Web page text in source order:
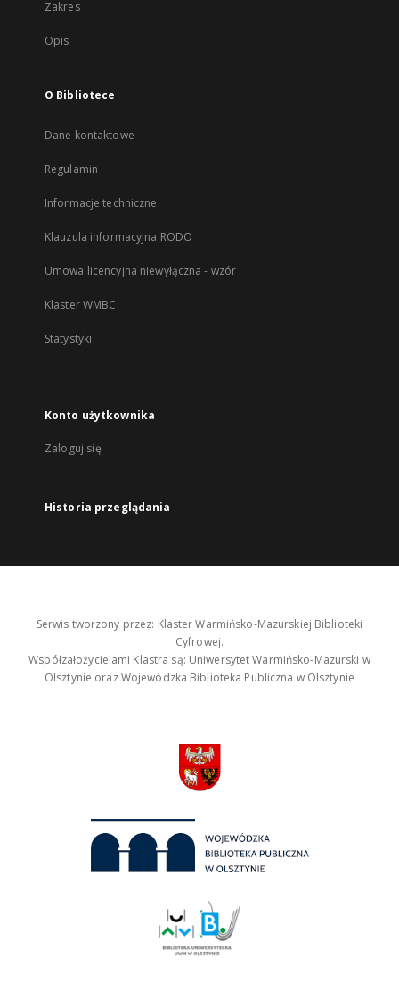
Zakres
Opis
O Bibliotece
Dane kontaktowe
Regulamin
Informacje techniczne
Klauzula informacyjna RODO
Umowa licencyjna niewyłączna - wzór
Klaster WMBC
Statystyki
Konto użytkownika
Zaloguj się
Historia przeglądania
Serwis tworzony przez: Klaster Warmińsko-Mazurskiej Biblioteki
Cyfrowej.
Współzałożycielami Klastra są: Uniwersytet Warmińsko-Mazurski w
Olsztynie oraz Wojewódzka Biblioteka Publiczna w Olsztynie